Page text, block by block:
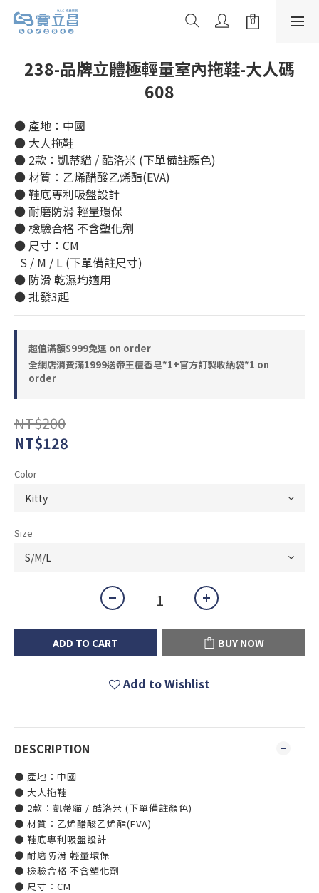
238-品牌立體極輕量室內拖鞋-大人碼
608
● 產地：中國
● 大人拖鞋
● 2款：凱蒂貓 / 酷洛米 (下單備註顏色)
● 材質：乙烯醋酸乙烯酯(EVA)
● 鞋底專利吸盤設計
● 耐磨防滑 輕量環保
● 檢驗合格 不含塑化劑
● 尺寸：CM
  S / M / L (下單備註尺寸)
● 防滑 乾濕均適用
● 批發3起
超值滿額$999免運 on order
全網店消費滿1999送帝王檀香皂*1+官方訂製收納袋*1 on
order
NT$200
NT$128
Color
Size
ADD TO CART BUY NOW
Add to Wishlist
DESCRIPTION
● 產地：中國
● 大人拖鞋
● 2款：凱蒂貓 / 酷洛米 (下單備註顏色)
● 材質：乙烯醋酸乙烯酯(EVA)
● 鞋底專利吸盤設計
● 耐磨防滑 輕量環保
● 檢驗合格 不含塑化劑
● 尺寸：CM